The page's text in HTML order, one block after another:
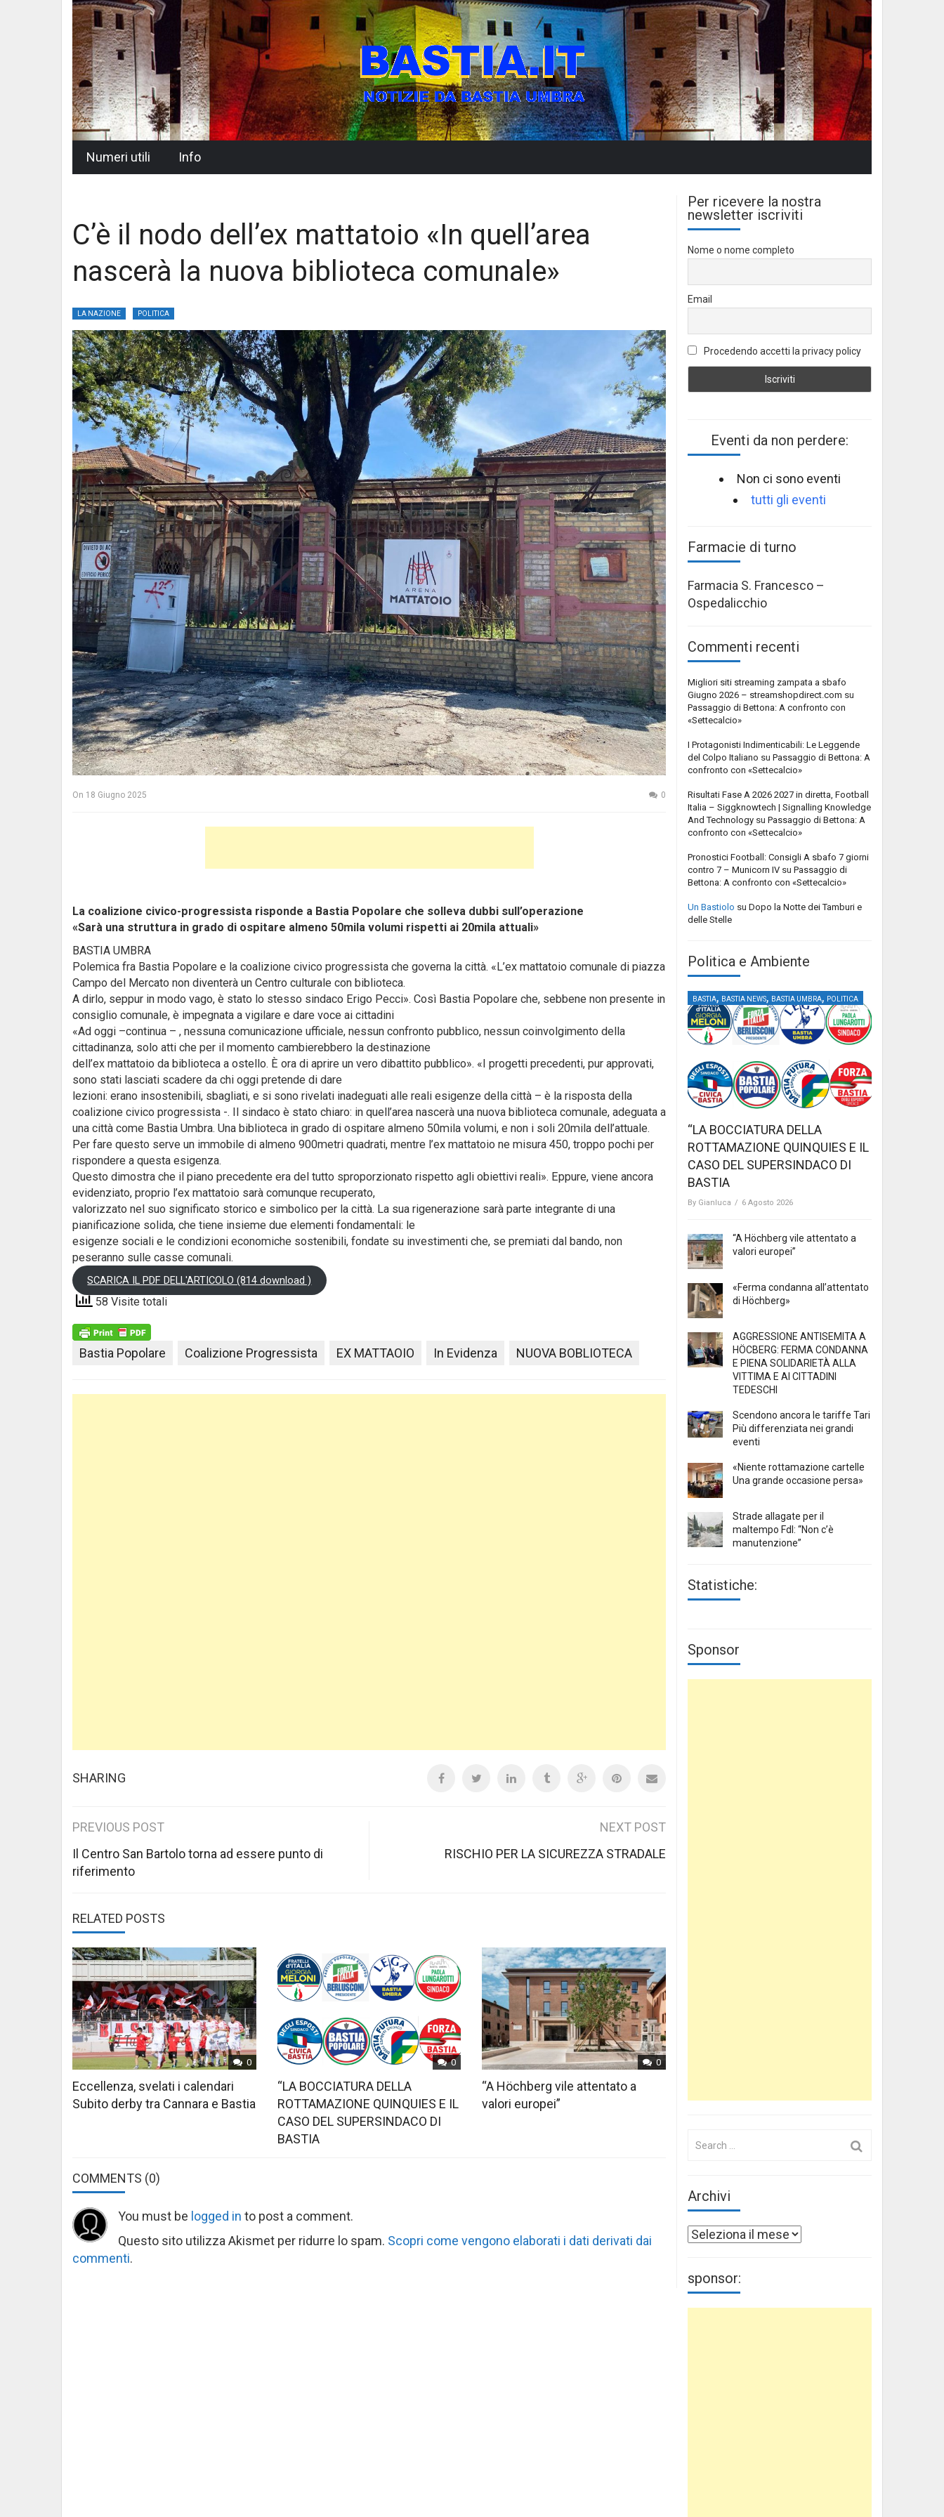
Numeri utili Info
C’è il nodo dell’ex mattatoio «In quell’area
nascerà la nuova biblioteca comunale»
LA NAZIONE POLITICA
On 18 Giugno 2025 0
La coalizione civico-progressista risponde a Bastia Popolare che solleva dubbi sull’operazione
«Sarà una struttura in grado di ospitare almeno 50mila volumi rispetti ai 20mila attuali»
BASTIA UMBRA
Polemica fra Bastia Popolare e la coalizione civico progressista che governa la città. «L’ex mattatoio comunale di piazza
Campo del Mercato non diventerà un Centro culturale con biblioteca.
A dirlo, seppur in modo vago, è stato lo stesso sindaco Erigo Pecci». Così Bastia Popolare che, sebbene non presente in
consiglio comunale, è impegnata a vigilare e dare voce ai cittadini
«Ad oggi –continua – , nessuna comunicazione ufficiale, nessun confronto pubblico, nessun coinvolgimento della
cittadinanza, solo atti che per il momento cambierebbero la destinazione
dell’ex mattatoio da biblioteca a ostello. È ora di aprire un vero dibattito pubblico». «I progetti precedenti, pur approvati,
sono stati lasciati scadere da chi oggi pretende di dare
lezioni: erano insostenibili, sbagliati, e si sono rivelati inadeguati alle reali esigenze della città – è la risposta della
coalizione civico progressista -. Il sindaco è stato chiaro: in quell’area nascerà una nuova biblioteca comunale, adeguata a
una città come Bastia Umbra. Una biblioteca in grado di ospitare almeno 50mila volumi, e non i soli 20mila dell’attuale.
Per fare questo serve un immobile di almeno 900metri quadrati, mentre l’ex mattatoio ne misura 450, troppo pochi per
rispondere a questa esigenza.
Questo dimostra che il piano precedente era del tutto sproporzionato rispetto agli obiettivi reali». Eppure, viene ancora
evidenziato, proprio l’ex mattatoio sarà comunque recuperato,
valorizzato nel suo significato storico e simbolico per la città. La sua rigenerazione sarà parte integrante di una
pianificazione solida, che tiene insieme due elementi fondamentali: le
esigenze sociali e le condizioni economiche sostenibili, fondate su investimenti che, se premiati dal bando, non
peseranno sulle casse comunali.
SCARICA IL PDF DELL'ARTICOLO (814 download )
58 Visite totali
Bastia Popolare Coalizione Progressista EX MATTAOIO In Evidenza NUOVA BOBLIOTECA
SHARING
Post
navigation
PREVIOUS POST
Il Centro San Bartolo torna ad essere punto di
riferimento
NEXT POST
RISCHIO PER LA SICUREZZA STRADALE
RELATED POSTS
0
Eccellenza, svelati i calendari
Subito derby tra Cannara e Bastia
0
“LA BOCCIATURA DELLA
ROTTAMAZIONE QUINQUIES E IL
CASO DEL SUPERSINDACO DI
BASTIA
0
“A Höchberg vile attentato a
valori europei”
COMMENTS (0)
You must be logged in to post a comment.
Questo sito utilizza Akismet per ridurre lo spam. Scopri come vengono elaborati i dati derivati dai
commenti.
Per ricevere la nostra
newsletter iscriviti
Nome o nome completo
Email
Procedendo accetti la privacy policy
Eventi da non perdere:
Non ci sono eventi
tutti gli eventi
Farmacie di turno
Farmacia S. Francesco –
Ospedalicchio
Commenti recenti
Migliori siti streaming zampata a sbafo
Giugno 2026 – streamshopdirect.com su
Passaggio di Bettona: A confronto con
«Settecalcio»
I Protagonisti Indimenticabili: Le Leggende
del Colpo Italiano su Passaggio di Bettona: A
confronto con «Settecalcio»
Risultati Fase A 2026 2027 in diretta, Football
Italia – Siggknowtech | Signalling Knowledge
And Technology su Passaggio di Bettona: A
confronto con «Settecalcio»
Pronostici Football: Consigli A sbafo 7 giorni
contro 7 – Municorn IV su Passaggio di
Bettona: A confronto con «Settecalcio»
Un Bastiolo su Dopo la Notte dei Tamburi e
delle Stelle
Politica e Ambiente
BASTIA, BASTIA NEWS, BASTIA UMBRA, POLITICA
“LA BOCCIATURA DELLA
ROTTAMAZIONE QUINQUIES E IL
CASO DEL SUPERSINDACO DI
BASTIA
By Gianluca / 6 Agosto 2026
“A Höchberg vile attentato a
valori europei”
«Ferma condanna all’attentato
di Höchberg»
AGGRESSIONE ANTISEMITA A
HÖCBERG: FERMA CONDANNA
E PIENA SOLIDARIETÀ ALLA
VITTIMA E AI CITTADINI
TEDESCHI
Scendono ancora le tariffe Tari
Più differenziata nei grandi
eventi
«Niente rottamazione cartelle
Una grande occasione persa»
Strade allagate per il
maltempo FdI: “Non c’è
manutenzione”
Statistiche:
Sponsor
Archivi
Archivi
sponsor: